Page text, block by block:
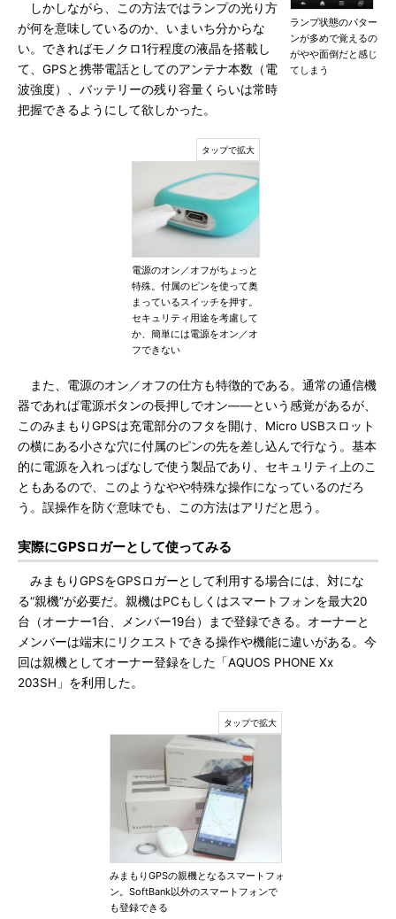
ランプ状態のパター
ンが多めで覚えるの
がやや面倒だと感じ
てしまう
しかしながら、この方法ではランプの光り方
が何を意味しているのか、いまいち分からな
い。できればモノクロ1行程度の液晶を搭載し
て、GPSと携帯電話としてのアンテナ本数（電
波強度）、バッテリーの残り容量くらいは常時
把握できるようにして欲しかった。
電源のオン／オフがちょっと
特殊。付属のピンを使って奥
まっているスイッチを押す。
セキュリティ用途を考慮して
か、簡単には電源をオン／オ
フできない
また、電源のオン／オフの仕方も特徴的である。通常の通信機
器であれば電源ボタンの長押しでオン――という感覚があるが、
このみまもりGPSは充電部分のフタを開け、Micro USBスロット
の横にある小さな穴に付属のピンの先を差し込んで行なう。基本
的に電源を入れっぱなしで使う製品であり、セキュリティ上のこ
ともあるので、このようなやや特殊な操作になっているのだろ
う。誤操作を防ぐ意味でも、この方法はアリだと思う。
実際にGPSロガーとして使ってみる
みまもりGPSをGPSロガーとして利用する場合には、対にな
る“親機”が必要だ。親機はPCもしくはスマートフォンを最大20
台（オーナー1台、メンバー19台）まで登録できる。オーナーと
メンバーは端末にリクエストできる操作や機能に違いがある。今
回は親機としてオーナー登録をした「AQUOS PHONE Xx
203SH」を利用した。
みまもりGPSの親機となるスマートフォ
ン。SoftBank以外のスマートフォンで
も登録できる